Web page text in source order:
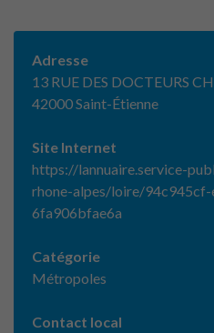
Adresse
13 RUE DES DOCTEURS
42000 Saint-Étienne
Site Internet
https://lannuaire.service-
rhone-alpes/loire/
6fa906bfae6a
Catégorie
Métropoles
Contact local